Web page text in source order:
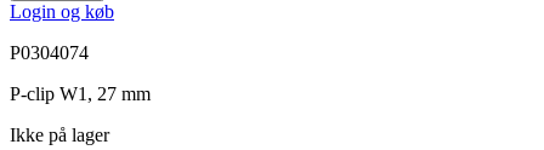
Login og køb
P0304074
P-clip W1, 27 mm
Ikke på lager